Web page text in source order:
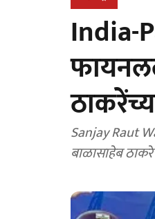
India-
Sanjay Raut
बाळासाहेब